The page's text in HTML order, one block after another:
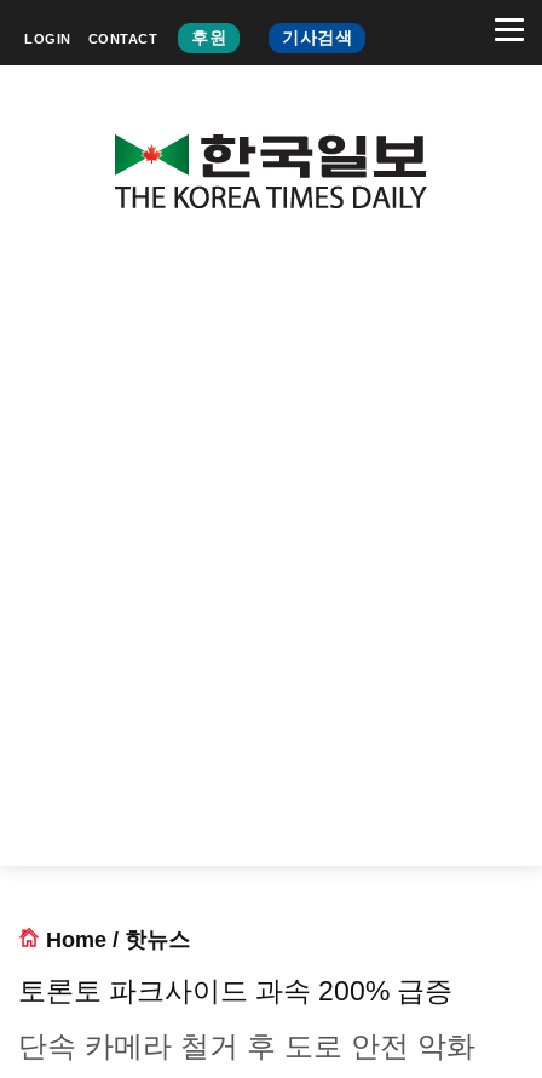
LOGIN CONTACT 후원 기사검색
Home / 핫뉴스
토론토 파크사이드 과속 200% 급증
단속 카메라 철거 후 도로 안전 악화